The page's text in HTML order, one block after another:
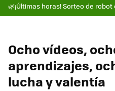
🌿¡Últimas horas! Sorteo de
Ocho vídeos,
aprendizajes,
lucha y valentía